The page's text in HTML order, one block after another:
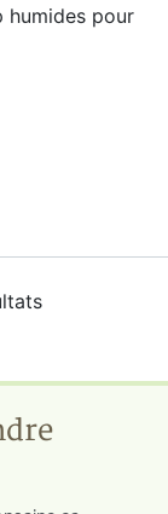
humides pour